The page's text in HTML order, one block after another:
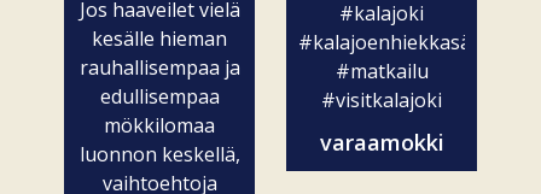
Jos haaveilet vielä
kesälle hieman
rauhallisempaa ja
edullisempaa
mökkilomaa
luonnon keskellä,
vaihtoehtoja
#kalajoki
#kalajoenhiekkasärkät
#matkailu
#visitkalajoki
varaamokki